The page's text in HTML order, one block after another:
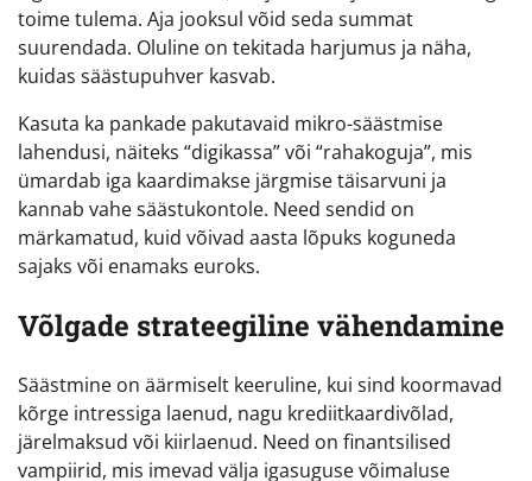
toime tulema. Aja jooksul võid seda summat
suurendada. Oluline on tekitada harjumus ja näha,
kuidas säästupuhver kasvab.
Kasuta ka pankade pakutavaid mikro-säästmise
lahendusi, näiteks “digikassa” või “rahakoguja”, mis
ümardab iga kaardimakse järgmise täisarvuni ja
kannab vahe säästukontole. Need sendid on
märkamatud, kuid võivad aasta lõpuks koguneda
sajaks või enamaks euroks.
Võlgade strateegiline vähendamine
Säästmine on äärmiselt keeruline, kui sind koormavad
kõrge intressiga laenud, nagu krediitkaardivõlad,
järelmaksud või kiirlaenud. Need on finantsilised
vampiirid, mis imevad välja igasuguse võimaluse